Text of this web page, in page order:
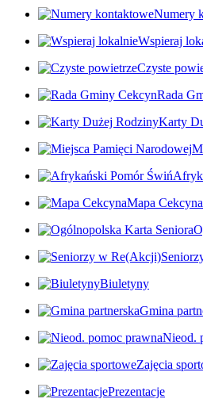
Numery
Wspieraj
Czyste
Rada
Karty
Mapa Cekcyna
Biuletyny
Gmina
Nieod.
Zajęcia
Prezentacje